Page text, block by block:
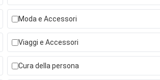
Moda e Accessori
Viaggi e Accessori
Cura della persona